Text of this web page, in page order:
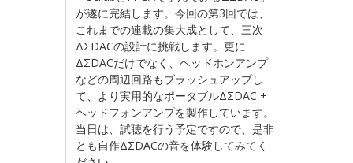
が遂に完結します。今回の第3回では、
これまでの連載の集大成として、三次
ΔΣDACの設計に挑戦します。更に
ΔΣDACだけでなく、ヘッドホンアンプ
などの周辺回路もブラッシュアップし
て、より実用的なポータブルΔΣDAC +
ヘッドフォンアンプを製作しています。
当日は、試聴を行う予定ですので、是非
とも自作ΔΣDACの音を体験してみてく